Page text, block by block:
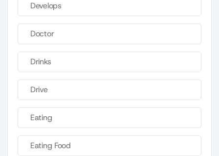
Develops
Doctor
Drinks
Drive
Eating
Eating Food